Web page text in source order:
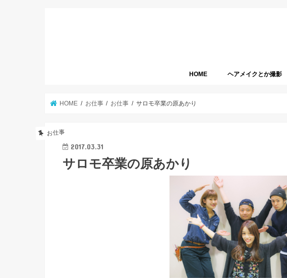
HOME ヘアメイクとか撮影
HOME お仕事 お仕事 サロモ卒業の原あかり
お仕事
2017.03.31
サロモ卒業の原あかり